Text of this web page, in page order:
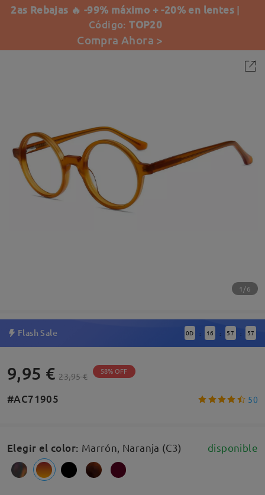
2as Rebajas 🔥 -99% máximo + -20% en lentes |
Código:TOP20
Compra Ahora >
1/6
Flash Sale 0D : 16 : 57 : 56
9,95 € 23,95 € 58% OFF
#AC71905 50
Elegir el color: Marrón, Naranja (C3) disponible